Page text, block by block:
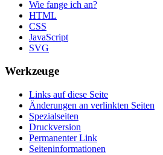
Wie fange ich an?
HTML
CSS
JavaScript
SVG
Werkzeuge
Links auf diese Seite
Änderungen an verlinkten Seiten
Spezialseiten
Druckversion
Permanenter Link
Seiten­informationen